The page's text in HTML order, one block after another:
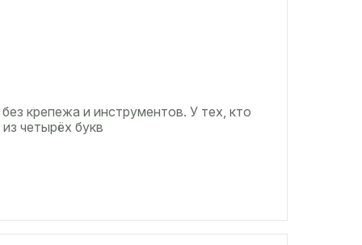
крепежа и инструментов. У тех, кто
четырёх букв